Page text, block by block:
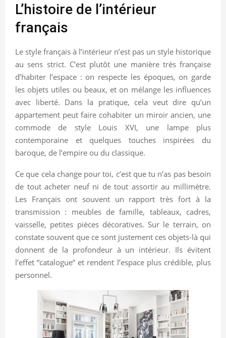
L’histoire de l’intérieur
français
Le style français à l’intérieur n’est pas un style historique
au sens strict. C’est plutôt une manière très française
d’habiter l’espace : on respecte les époques, on garde
les objets utiles ou beaux, et on mélange les influences
avec liberté. Dans la pratique, cela veut dire qu’un
appartement peut faire cohabiter un miroir ancien, une
commode de style Louis XVI, une lampe plus
contemporaine et quelques touches inspirées du
baroque, de l’empire ou du classique.
Ce que cela change pour toi, c’est que tu n’as pas besoin
de tout acheter neuf ni de tout assortir au millimètre.
Les Français ont souvent un rapport très fort à la
transmission : meubles de famille, tableaux, cadres,
vaisselle, petites pièces décoratives. Sur le terrain, on
constate souvent que ce sont justement ces objets-là qui
donnent de la profondeur à un intérieur. Ils évitent
l’effet “catalogue” et rendent l’espace plus crédible, plus
personnel.